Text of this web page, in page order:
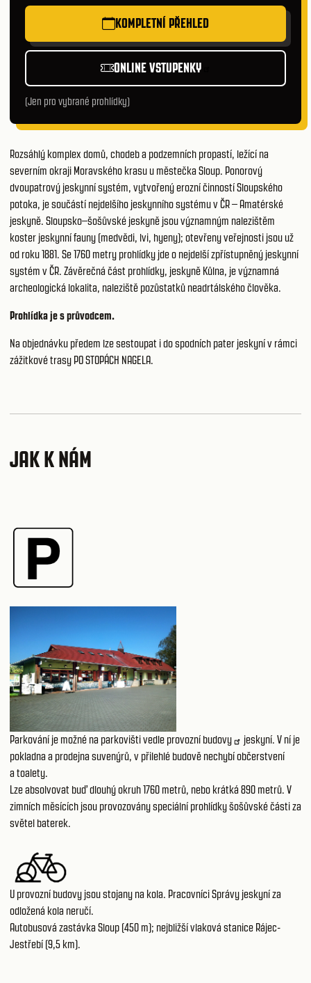
KOMPLETNÍ PŘEHLED
ONLINE VSTUPENKY
(Jen pro vybrané prohlídky)
Rozsáhlý komplex domů, chodeb a podzemních propastí, ležící na
severním okraji Moravského krasu u městečka Sloup. Ponorový
dvoupatrový jeskynní systém, vytvořený erozní činností Sloupského
potoka, je součástí nejdelšího jeskynního systému v ČR – Amatérské
jeskyně. Sloupsko–šošůvské jeskyně jsou významným nalezištěm
koster jeskynní fauny (medvědi, lvi, hyeny); otevřeny veřejnosti jsou už
od roku 1881. Se 1760 metry prohlídky jde o nejdelší zpřístupněný jeskynní
systém v ČR. Závěrečná část prohlídky, jeskyně Kůlna, je významná
archeologická lokalita, naleziště pozůstatků neadrtálského člověka.
Prohlídka je s průvodcem.
Na objednávku předem lze sestoupat i do spodních pater jeskyní v rámci
zážitkové trasy PO STOPÁCH NAGELA.
JAK K NÁM
Parkování je možné na parkovišti vedle provozní budovy
jeskyní. V ní je
pokladna a prodejna suvenýrů, v přilehlé budově nechybí občerstvení
a toalety.
Lze absolvovat buď dlouhý okruh 1760 metrů, nebo krátká 890 metrů. V
zimních měsících jsou provozovány speciální prohlídky šošůvské části za
světel baterek.
U provozní budovy jsou stojany na kola. Pracovníci Správy jeskyní za
odložená kola neručí.
Autobusová zastávka Sloup (450 m); nejbližší vlaková stanice Rájec-
Jestřebí (9,5 km).